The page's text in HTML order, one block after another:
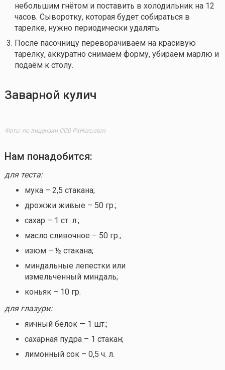
небольшим гнётом и поставить в холодильник на 12
часов. Сыворотку, которая будет собираться в
тарелке, нужно периодически удалять.
После пасочницу переворачиваем на красивую
тарелку, аккуратно снимаем форму, убираем марлю и
подаём к столу.
Заварной кулич
Фото: по лицензии CC0 PxHere.com
Нам понадобится:
для теста:
мука – 2,5 стакана;
дрожжи живые – 50 гр.;
сахар – 1 ст. л.;
масло сливочное – 50 гр.;
изюм – ½ стакана;
миндальные лепестки или
измельчённый миндаль;
коньяк – 10 гр.
для глазури:
яичный белок — 1 шт.;
сахарная пудра – 1 стакан;
лимонный сок – 0,5 ч. л.